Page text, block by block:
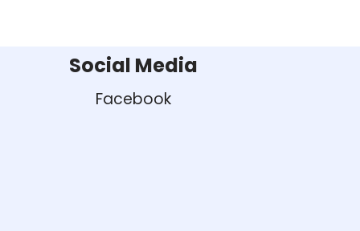
Social Media
Facebook